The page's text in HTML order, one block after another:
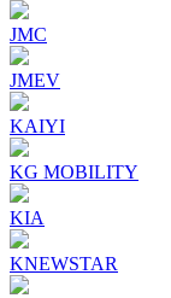
JMC
JMEV
KAIYI
KG MOBILITY
KIA
KNEWSTAR